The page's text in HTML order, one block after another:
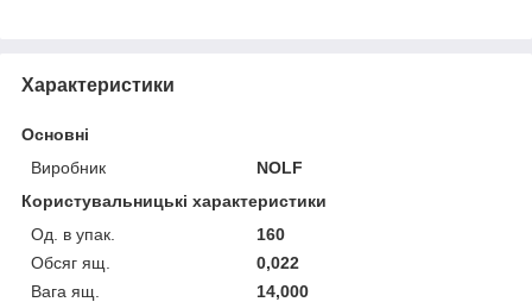
Характеристики
Основні
Виробник
NOLF
Користувальницькі характеристики
Од. в упак.
160
Обсяг ящ.
0,022
Вага ящ.
14,000